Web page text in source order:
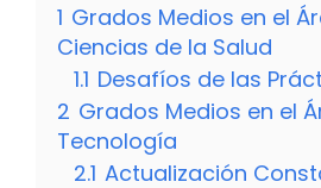
1 Grados Medios en el
Ciencias de la Salud
1.1 Desafíos de las
2 Grados Medios en el
Tecnología
2.1 Actualización